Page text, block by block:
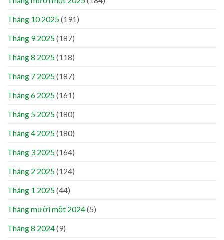
Tháng 10 2025(191)
Tháng 9 2025(187)
Tháng 8 2025(118)
Tháng 7 2025(187)
Tháng 6 2025(161)
Tháng 5 2025(180)
Tháng 4 2025(180)
Tháng 3 2025(164)
Tháng 2 2025(124)
Tháng 1 2025(44)
Tháng mười một 2024(5)
Tháng 8 2024(9)